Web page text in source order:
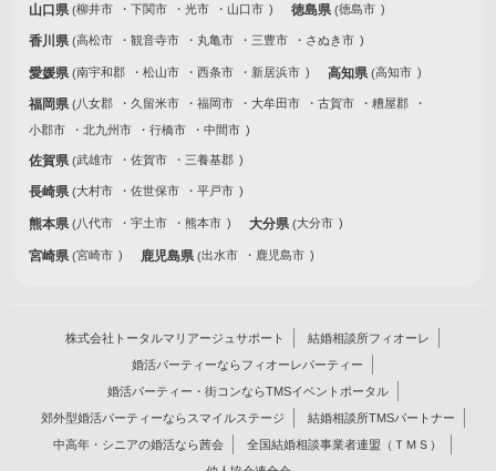
山口県 柳井市 下関市 光市 山口市 徳島県 徳島市
香川県 高松市 観音寺市 丸亀市 三豊市 さぬき市
愛媛県 南宇和郡 松山市 西条市 新居浜市 高知県 高知市
福岡県 八女郡 久留米市 福岡市 大牟田市 古賀市
糟屋郡
小郡市
北九州市 行橋市 中間市
佐賀県 武雄市 佐賀市 三養基郡
長崎県 大村市 佐世保市 平戸市
熊本県 八代市 宇土市 熊本市 大分県 大分市
宮崎県 宮崎市 鹿児島県 出水市 鹿児島市
株式会社トータルマリアージュサポート
結婚相談所フィオーレ
婚活パーティーならフィオーレパーティー
婚活パーティー・街コンならTMSイベントポータル
郊外型婚活パーティーならスマイルステージ
結婚相談所TMSパートナー
中高年・シニアの婚活なら茜会
全国結婚相談事業者連盟（ＴＭＳ）